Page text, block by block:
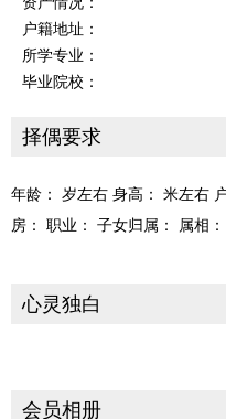
户籍地址：
所学专业：
毕业院校：
择偶要求
年龄： 岁左右 身高： 米左右
房： 职业： 子女归属： 属相
心灵独白
会员相册